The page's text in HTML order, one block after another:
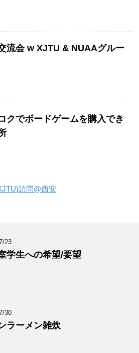
流会 w XJTU & NUAAグルー
クでボードゲームを購入でき
訪問@西安
23
学生への希望/要望
30
ラーメン雑炊